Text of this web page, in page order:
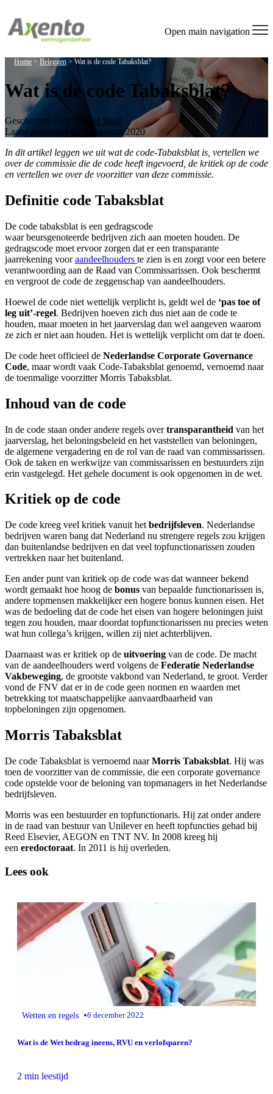
All
Accessibility
reader.
To
the
All
One
Accessibility
screen
press
"Ctrl
/".
This
shortcut
activates
the
screen
to
help
you
navigate
and
interact
with
the
Open main navigation
Home > Beleggen > Wat is de code Tabaksblat?
Wat is de code Tabaksblat?
Geschreven door Wessel Stuijt
Laatst geüpdatet op 3 augustus 2020
In dit artikel leggen we uit wat de code-Tabaksblat is, vertellen we
over de commissie die de code heeft ingevoerd, de kritiek op de code
en vertellen we over de voorzitter van deze commissie.
Definitie code Tabaksblat
De code tabaksblat is een gedragscode
waar beursgenoteerde bedrijven zich aan moeten houden. De
gedragscode moet ervoor zorgen dat er een transparante
jaarrekening vooraandeelhouders te zien is en zorgt voor een betere
verantwoording aan de Raad van Commissarissen. Ook beschermt
en vergroot de code de zeggenschap van aandeelhouders.
Hoewel de code niet wettelijk verplicht is, geldt wel de ‘pas toe of
leg uit’-regel. Bedrijven hoeven zich dus niet aan de code te
houden, maar moeten in het jaarverslag dan wel aangeven waarom
ze zich er niet aan houden. Het is wettelijk verplicht om dat te doen.
De code heet officieel de Nederlandse Corporate Governance
Code, maar wordt vaak Code-Tabaksblat genoemd, vernoemd naar
de toenmalige voorzitter Morris Tabaksblat.
Inhoud van de code
In de code staan onder andere regels overtransparantheid van het
jaarverslag, het beloningsbeleid en het vaststellen van beloningen,
de algemene vergadering en de rol van de raad van commissarissen.
Ook de taken en werkwijze van commissarissen en bestuurders zijn
erin vastgelegd. Het gehele document is ook opgenomen in de wet.
Kritiek op de code
De code kreeg veel kritiek vanuit het bedrijfsleven. Nederlandse
bedrijven waren bang dat Nederland nu strengere regels zou krijgen
dan buitenlandse bedrijven en dat veel topfunctionarissen zouden
vertrekken naar het buitenland.
Een ander punt van kritiek op de code was dat wanneer bekend
wordt gemaakt hoe hoog de bonus van bepaalde functionarissen is,
andere topmensen makkelijker een hogere bonus kunnen eisen. Het
was de bedoeling dat de code het eisen van hogere beloningen juist
tegen zou houden, maar doordat topfunctionarissen nu precies weten
wat hun collega’s krijgen, willen zij niet achterblijven.
Daarnaast was er kritiek op de uitvoering van de code. De macht
van de aandeelhouders werd volgens de Federatie Nederlandse
Vakbeweging, de grootste vakbond van Nederland, te groot. Verder
vond de FNV dat er in de code geen normen en waarden met
betrekking tot maatschappelijke aanvaardbaarheid van
topbeloningen zijn opgenomen.
Morris Tabaksblat
De code Tabaksblat is vernoemd naarMorris Tabaksblat. Hij was
toen de voorzitter van de commissie, die een corporate governance
code opstelde voor de beloning van topmanagers in het Nederlandse
bedrijfsleven.
Morris was een bestuurder en topfunctionaris. Hij zat onder andere
in de raad van bestuur van Unilever en heeft topfuncties gehad bij
Reed Elsevier, AEGON en TNT NV. In 2008 kreeg hij
een eredoctoraat. In 2011 is hij overleden.
Lees ook
Wetten en regels •6 december 2022
Wat is de Wet bedrag ineens, RVU en verlofsparen?
2 min leestijd